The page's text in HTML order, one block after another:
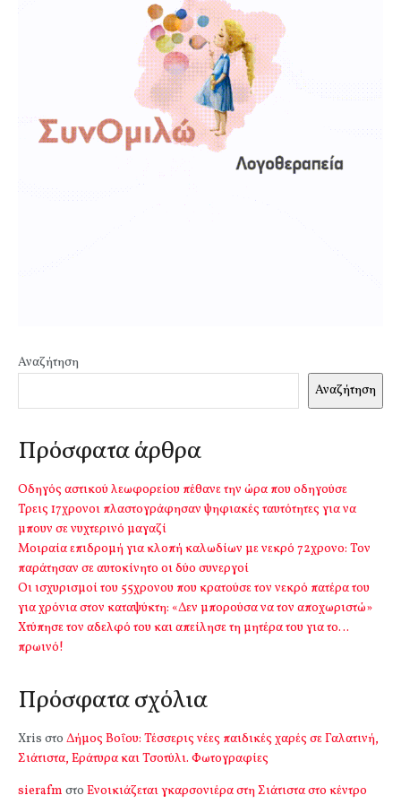
Αναζήτηση
Αναζήτηση
Πρόσφατα άρθρα
Οδηγός αστικού λεωφορείου πέθανε την ώρα που οδηγούσε
Τρεις 17χρονοι πλαστογράφησαν ψηφιακές ταυτότητες για να
μπουν σε νυχτερινό μαγαζί
Μοιραία επιδρομή για κλοπή καλωδίων με νεκρό 72χρονο: Τον
παράτησαν σε αυτοκίνητο οι δύο συνεργοί
Οι ισχυρισμοί του 55χρονου που κρατούσε τον νεκρό πατέρα του
για χρόνια στον καταψύκτη: «Δεν μπορούσα να τον αποχωριστώ»
Χτύπησε τον αδελφό του και απείλησε τη μητέρα του για το…
πρωινό!
Πρόσφατα σχόλια
Xris στο Δήμος Βοΐου: Τέσσερις νέες παιδικές χαρές σε Γαλατινή,
Σιάτιστα, Εράτυρα και Τσοτύλι. Φωτογραφίες
sierafm στο Ενοικιάζεται γκαρσονιέρα στη Σιάτιστα στο κέντρο